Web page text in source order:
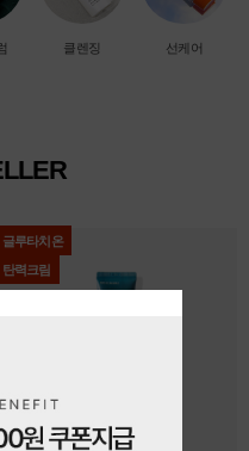
클렌징 선케어
글루타치온
탄력크림